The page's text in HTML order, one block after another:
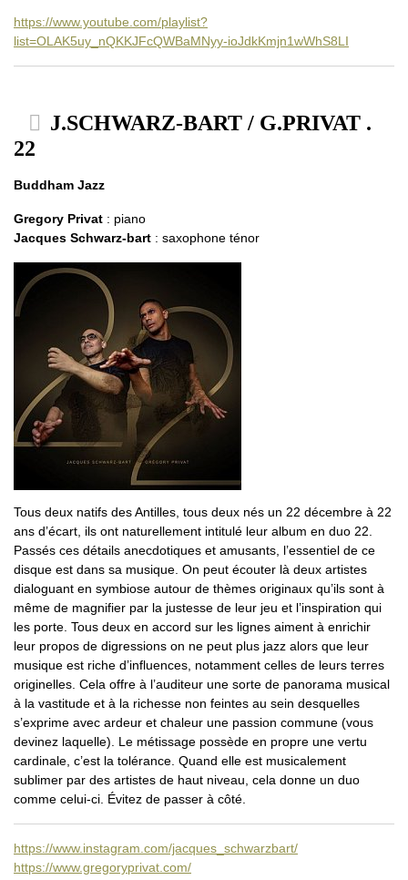
https://www.youtube.com/playlist?
list=OLAK5uy_nQKKJFcQWBaMNyy-ioJdkKmjn1wWhS8LI
J.SCHWARZ-BART / G.PRIVAT .
22
Buddham Jazz
Gregory Privat : piano
Jacques Schwarz-bart : saxophone ténor
Tous deux natifs des Antilles, tous deux nés un 22 décembre à 22
ans d’écart, ils ont naturellement intitulé leur album en duo 22.
Passés ces détails anecdotiques et amusants, l’essentiel de ce
disque est dans sa musique. On peut écouter là deux artistes
dialoguant en symbiose autour de thèmes originaux qu’ils sont à
même de magnifier par la justesse de leur jeu et l’inspiration qui
les porte. Tous deux en accord sur les lignes aiment à enrichir
leur propos de digressions on ne peut plus jazz alors que leur
musique est riche d’influences, notamment celles de leurs terres
originelles. Cela offre à l’auditeur une sorte de panorama musical
à la vastitude et à la richesse non feintes au sein desquelles
s’exprime avec ardeur et chaleur une passion commune (vous
devinez laquelle). Le métissage possède en propre une vertu
cardinale, c’est la tolérance. Quand elle est musicalement
sublimer par des artistes de haut niveau, cela donne un duo
comme celui-ci. Évitez de passer à côté.
https://www.instagram.com/jacques_schwarzbart/
https://www.gregoryprivat.com/